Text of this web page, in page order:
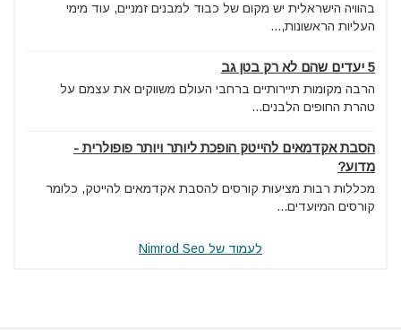
בהוויה הישראלית יש מקום של כבוד למבנים זמניים, עוד מימי
העליות הראשונות,...
5 יעדים שהם לא רק בטן גב
הרבה מקומות תיירותיים ברחבי העולם משווקים את עצמם על
טהרת החופים הלבנים...
הסבת אקדמאים להייטק הופכת ליותר ויותר פופולרית -
מדוע?
מכללות רבות מציעות קורסים להסבת אקדמאים להייטק, כלומר
קורסים המיועדים...
לעמוד של Nimrod Seo